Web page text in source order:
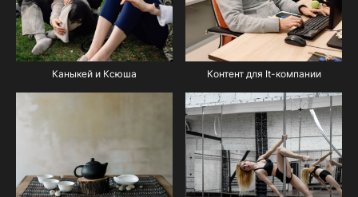
Каныкей и Ксюша Контент для It-компании